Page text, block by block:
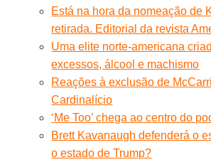
Está na hora da nomeação de
retirada. Editorial da revista
Uma elite norte-americana
excessos, álcool e machismo
Reações à exclusão de
Cardinalício
‘Me Too’ chega ao centro do
Brett Kavanaugh defenderá o
o estado de Trump?